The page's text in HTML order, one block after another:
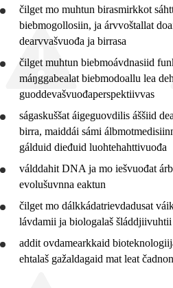
čilget mo muhtun birasmirkkot
biebmogollosiin, ja árvvoštallat
dearvvašvuođa ja birrasa
čilget muhtun biebmoávdnasiid
máŋggabealat biebmodoallu lea
guoddevašvuođaperspektiivvas
ságaskuššat áigeguovdilis áššiid
birra, maiddái sámi
gálduid dieđuid luohtehahttivuođa
válddahit DNA ja mo iešvuođat
evolušuvnna eaktun
čilget mo dálkkádatrievdadusat
lávdamii ja biologalaš šláddjiivuhtii
addit ovdamearkkaid
ehtalaš gažaldagaid mat leat